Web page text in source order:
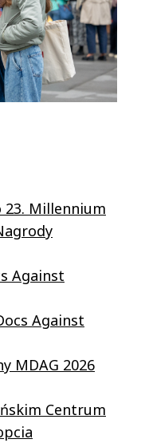
23. Millennium
Against
Against
MDAG 2026
Centrum